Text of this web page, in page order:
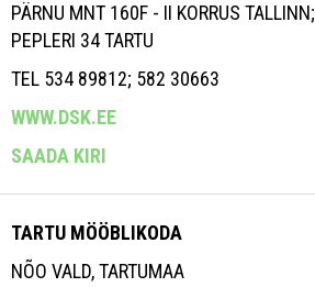
PÄRNU MNT 160F - II KORRUS TALLINN;
PEPLERI 34 TARTU
TEL 534 89812; 582 30663
WWW.DSK.EE
SAADA KIRI
TARTU MÖÖBLIKODA
NÕO VALD, TARTUMAA